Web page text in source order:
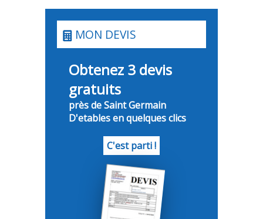
MON DEVIS
Obtenez 3 devis
gratuits
près de Saint Germain
D'etables en quelques clics
C'est parti !